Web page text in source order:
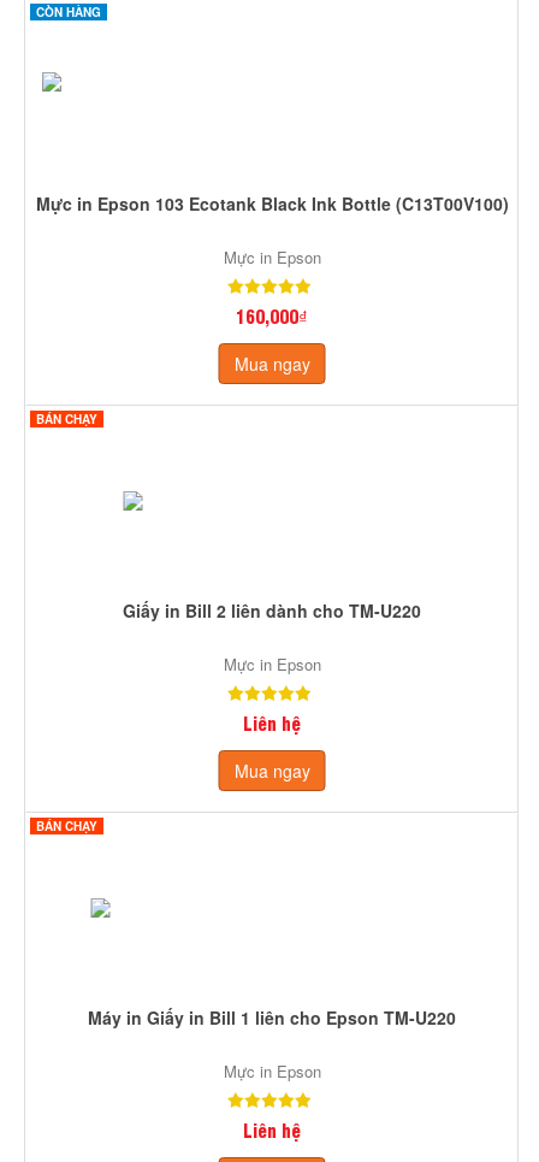
CÒN HÀNG
Mực in Epson 103 Ecotank Black Ink Bottle (C13T00V100)
Mực in Epson
160,000₫
Mua ngay
BÁN CHẠY
Giấy in Bill 2 liên dành cho TM-U220
Mực in Epson
Liên hệ
Mua ngay
BÁN CHẠY
Máy in Giấy in Bill 1 liên cho Epson TM-U220
Mực in Epson
Liên hệ